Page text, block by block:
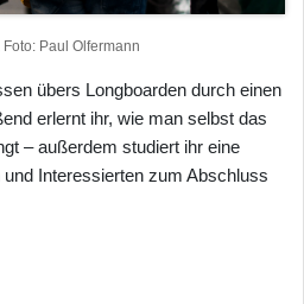
Paul Olfermann
übers Longboarden durch einen
erlernt ihr, wie man selbst das
– außerdem studiert ihr eine
Interessierten zum Abschluss